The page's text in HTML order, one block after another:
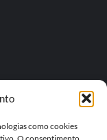
como cookies